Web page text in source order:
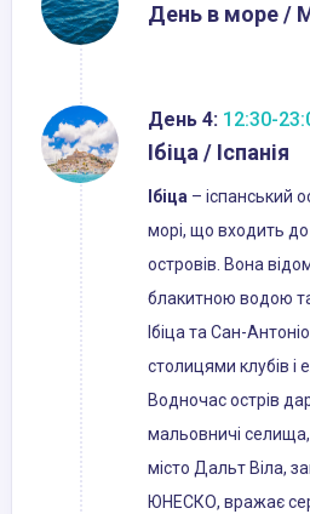
День в море /
День 4: 12:30-
Ібіца / Іспанія
Ібіца – іспанський
морі, що входить
островів. Вона
блакитною водою
Ібіца та Сан-
столицями клубів і
Водночас острів
мальовничі
місто Дальт Віла,
ЮНЕСКО, вражає